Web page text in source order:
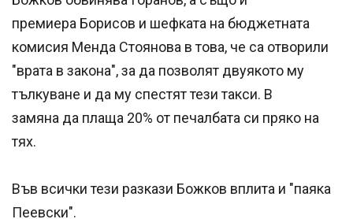
премиера Борисов и шефката на бюджетната
комисия Менда Стоянова в това, че са отворили
"врата в закона", за да позволят двуякото му
тълкуване и да му спестят тези такси. В
замяна да плаща 20% от печалбата си пряко на
тях.
Във всички тези разкази Божков вплита и "паяка
Пеевски".